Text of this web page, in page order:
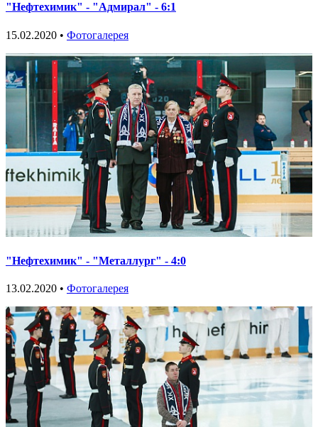
"Нефтехимик" - "Адмирал" - 6:1
15.02.2020 • Фотогалерея
"Нефтехимик" - "Металлург" - 4:0
13.02.2020 • Фотогалерея